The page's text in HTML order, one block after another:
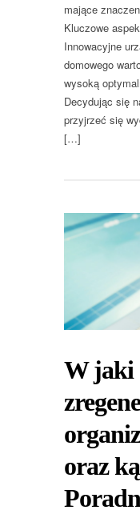
mające
Kluczowe
Innowacyjne
domowego
wysoką
Decydując się
przyjrzeć się
[…]
W jaki
oraz